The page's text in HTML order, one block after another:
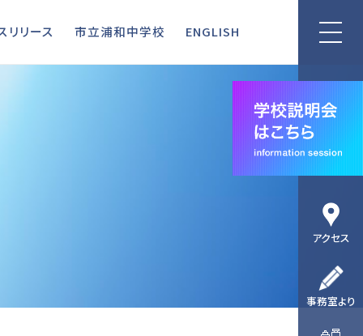
リース 市立浦和中学校 ENGLISH
リリース 市立浦和中学校 ENGLISH
アクセス
事務室より